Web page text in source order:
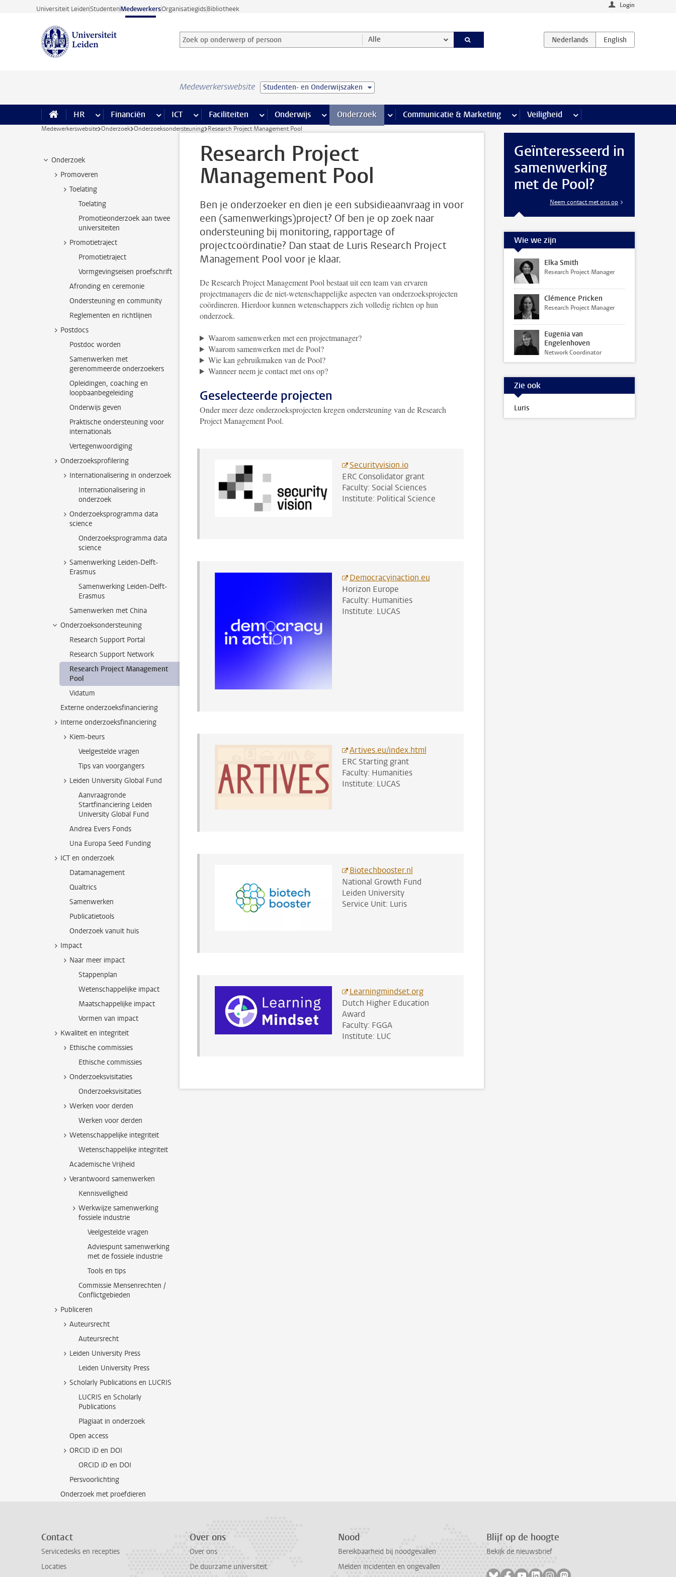
Ga direct naar de inhoud
Universiteit LeidenStudentenMedewerkersOrganisatiegidsBibliotheek Login
Zoek op onderwerp of persoon en selecteer categorie
Zoekterm Alle
Medewerkerswebsite Studenten- en Onderwijszaken
HR meer HR pagina’s
Financiën meer Financiën pagina’s
ICT meer ICT pagina’s
Faciliteiten meer Faciliteiten pagina’s
Onderwijs meer Onderwijs pagina’s
Onderzoek meer Onderzoek pagina’s
Communicatie & Marketing meer Communicatie & Marketing pagina’s
Veiligheid meer Veiligheid pagina’s
Medewerkerswebsite Onderzoek Onderzoeksondersteuning Research Project Management Pool
Onderzoek
Promoveren
Toelating
Toelating
Promotieonderzoek aan twee
universiteiten
Promotietraject
Promotietraject
Vormgevingseisen proefschrift
Afronding en ceremonie
Ondersteuning en community
Reglementen en richtlijnen
Postdocs
Postdoc worden
Samenwerken met
gerenommeerde onderzoekers
Opleidingen, coaching en
loopbaanbegeleiding
Onderwijs geven
Praktische ondersteuning voor
internationals
Vertegenwoordiging
Onderzoeksprofilering
Internationalisering in onderzoek
Internationalisering in
onderzoek
Onderzoeksprogramma data
science
Onderzoeksprogramma data
science
Samenwerking Leiden-Delft-
Erasmus
Samenwerking Leiden-Delft-
Erasmus
Samenwerken met China
Onderzoeksondersteuning
Research Support Portal
Research Support Network
Research Project Management
Pool
Vidatum
Externe onderzoeksfinanciering
Interne onderzoeksfinanciering
Kiem-beurs
Veelgestelde vragen
Tips van voorgangers
Leiden University Global Fund
Aanvraagronde
Startfinanciering Leiden
University Global Fund
Andrea Evers Fonds
Una Europa Seed Funding
ICT en onderzoek
Datamanagement
Qualtrics
Samenwerken
Publicatietools
Onderzoek vanuit huis
Impact
Naar meer impact
Stappenplan
Wetenschappelijke impact
Maatschappelijke impact
Vormen van impact
Kwaliteit en integriteit
Ethische commissies
Ethische commissies
Onderzoeksvisitaties
Onderzoeksvisitaties
Werken voor derden
Werken voor derden
Wetenschappelijke integriteit
Wetenschappelijke integriteit
Academische Vrijheid
Verantwoord samenwerken
Kennisveiligheid
Werkwijze samenwerking
fossiele industrie
Veelgestelde vragen
Adviespunt samenwerking
met de fossiele industrie
Tools en tips
Commissie Mensenrechten /
Conflictgebieden
Publiceren
Auteursrecht
Auteursrecht
Leiden University Press
Leiden University Press
Scholarly Publications en LUCRIS
LUCRIS en Scholarly
Publications
Plagiaat in onderzoek
Open access
ORCID iD en DOI
ORCID iD en DOI
Persvoorlichting
Onderzoek met proefdieren
Research Project
Management Pool
Ben je onderzoeker en dien je een subsidieaanvraag in voor
een (samenwerkings)project? Of ben je op zoek naar
ondersteuning bij monitoring, rapportage of
projectcoördinatie? Dan staat de Luris Research Project
Management Pool voor je klaar.
De Research Project Management Pool bestaat uit een team van ervaren
projectmanagers die de niet-wetenschappelijke aspecten van onderzoeksprojecten
coördineren. Hierdoor kunnen wetenschappers zich volledig richten op hun
onderzoek.
Waarom samenwerken met een projectmanager?
Waarom samenwerken met de Pool?
Wie kan gebruikmaken van de Pool?
Wanneer neem je contact met ons op?
Geselecteerde projecten
Onder meer deze onderzoeksprojecten kregen ondersteuning van de Research
Project Management Pool.
Securityvision.io
ERC Consolidator grant
Faculty: Social Sciences
Institute: Political Science
Democracyinaction.eu
Horizon Europe
Faculty: Humanities
Institute: LUCAS
Artives.eu/index.html
ERC Starting grant
Faculty: Humanities
Institute: LUCAS
Biotechbooster.nl
National Growth Fund
Leiden University
Service Unit: Luris
Learningmindset.org
Dutch Higher Education
Award
Faculty: FGGA
Institute: LUC
Geïnteresseerd in
samenwerking
met de Pool?
Neem contact met ons op
Wie we zijn
Elka Smith
Research Project Manager
Clémence Pricken
Research Project Manager
Eugenia van
Engelenhoven
Network Coordinator
Zie ook
Luris
Contact
Servicedesks en recepties
Locaties
Over ons
Over ons
De duurzame universiteit
Nood
Bereikbaarheid bij noodgevallen
Melden incidenten en ongevallen
Blijf op de hoogte
Bekijk de nieuwsbrief
Volg ons op bluesky
Volg ons op facebook
Volg ons op youtube
Volg ons op linkedin
Volg ons op instagram
Volg ons op mastodon